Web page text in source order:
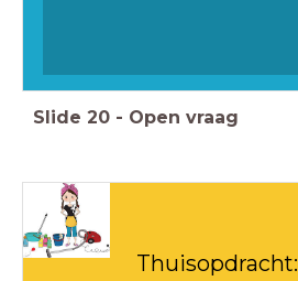
Slide 20 - Open vraag
Thuisopdracht: